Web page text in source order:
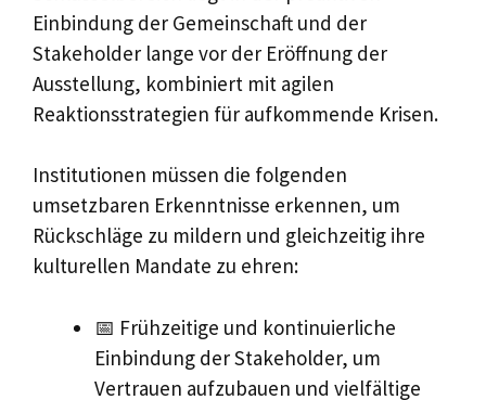
Einbindung der Gemeinschaft und der
Stakeholder lange vor der Eröffnung der
Ausstellung, kombiniert mit agilen
Reaktionsstrategien für aufkommende Krisen.
Institutionen müssen die folgenden
umsetzbaren Erkenntnisse erkennen, um
Rückschläge zu mildern und gleichzeitig ihre
kulturellen Mandate zu ehren:
📅 Frühzeitige und kontinuierliche
Einbindung der Stakeholder, um
Vertrauen aufzubauen und vielfältige